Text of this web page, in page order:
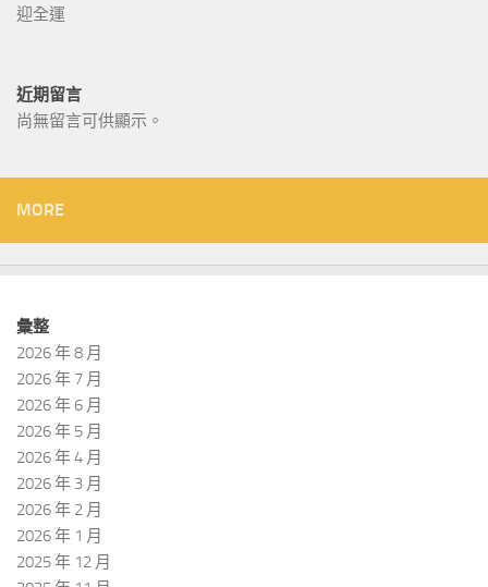
迎全運
近期留言
尚無留言可供顯示。
MORE
彙整
2026 年 8 月
2026 年 7 月
2026 年 6 月
2026 年 5 月
2026 年 4 月
2026 年 3 月
2026 年 2 月
2026 年 1 月
2025 年 12 月